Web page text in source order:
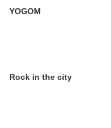
YOGOM
Rock in the city